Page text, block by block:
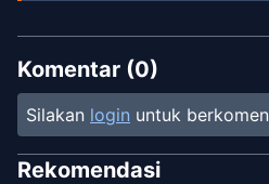
Chapter1-1
Unknown
Komentar (0)
Silakan login untuk
Rekomendasi